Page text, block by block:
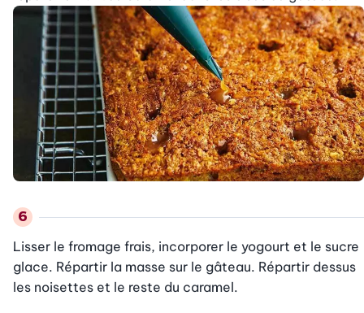
Lisser le fromage frais, incorporer le yogourt et le sucre
glace. Répartir la masse sur le gâteau. Répartir dessus
les noisettes et le reste du caramel.